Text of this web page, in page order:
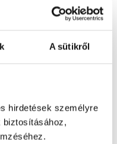
A sütikről
hirdetések személyre
biztosításához,